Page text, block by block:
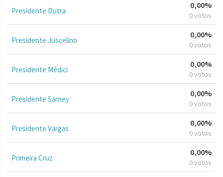
Presidente Dutra
0,00%
0 votos
Presidente Juscelino
0,00%
0 votos
Presidente Médici
0,00%
0 votos
Presidente Sarney
0,00%
0 votos
Presidente Vargas
0,00%
0 votos
Primeira Cruz
0,00%
0 votos